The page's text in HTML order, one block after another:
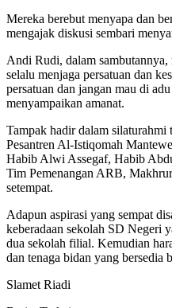
Mereka berebut menyapa dan
mengajak diskusi sembari
Andi Rudi, dalam sambutannya,
selalu menjaga persatuan dan
persatuan dan jangan mau di
menyampaikan amanat.
Tampak hadir dalam silaturahmi
Pesantren Al-Istiqomah
Habib Alwi Assegaf, Habib
Tim Pemenangan ARB,
setempat.
Adapun aspirasi yang sempat
keberadaan sekolah SD Negeri
dua sekolah filial. Kemudian
dan tenaga bidan yang bersedia
Slamet Riadi